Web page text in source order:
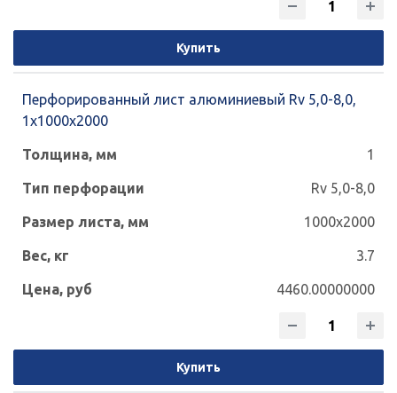
Купить
Перфорированный лист алюминиевый Rv 5,0-8,0,
1х1000х2000
1
Rv 5,0-8,0
1000x2000
3.7
4460.00000000
Купить